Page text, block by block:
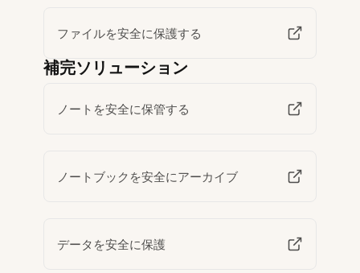
ファイルを安全に保護する
補完ソリューション
ノートを安全に保管する
ノートブックを安全にアーカイブ
データを安全に保護